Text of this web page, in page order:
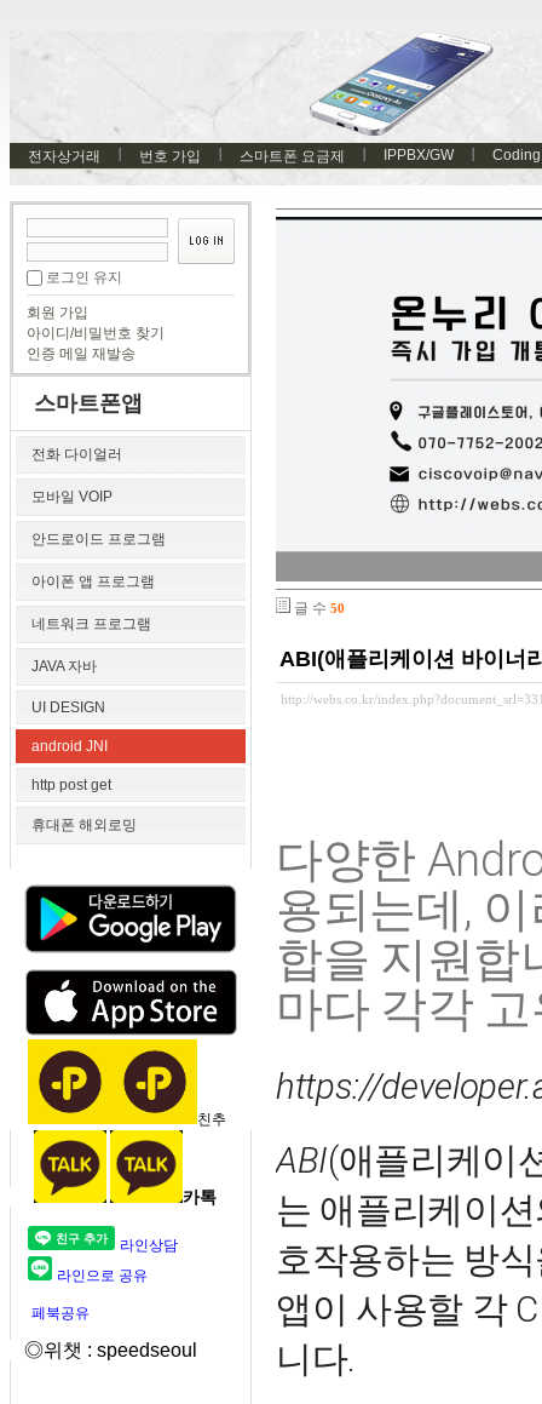
전자상거래 번호 가입 스마트폰 요금제 IPPBX/GW Coding
로그인 유지
회원 가입
아이디/비밀번호 찾기
인증 메일 재발송
스마트폰앱
전화 다이얼러
모바일 VOIP
안드로이드 프로그램
아이폰 앱 프로그램
네트워크 프로그램
JAVA 자바
UI DESIGN
android JNI
http post get
휴대폰 해외로밍
친추
카톡
라인상담
라인으로 공유
페북공유
◎위챗 : speedseoul
글 수 50
ABI(애플리케이션 바이너
http://webs.co.kr/
다양한
용되는데,
합을 지원합
마다 각각
https://
ABI(애플리케이
는 애플리케이
호작용하는 방
앱이 사용할 각
니다.